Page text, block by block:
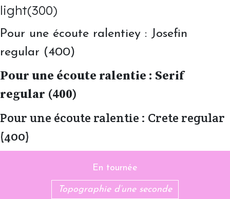
light(300)
Pour une écoute ralentiey : Josefin
regular (400)
Pour une écoute ralentie : Serif
regular (400)
Pour une écoute ralentie : Crete regular
(400)
En tournée
Topographie d’une seconde